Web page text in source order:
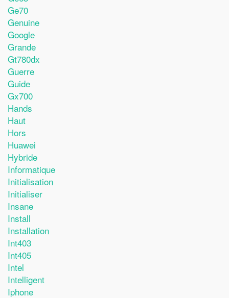
Ge70
Genuine
Google
Grande
Gt780dx
Guerre
Guide
Gx700
Hands
Haut
Hors
Huawei
Hybride
Informatique
Initialisation
Initialiser
Insane
Install
Installation
Int403
Int405
Intel
Intelligent
Iphone